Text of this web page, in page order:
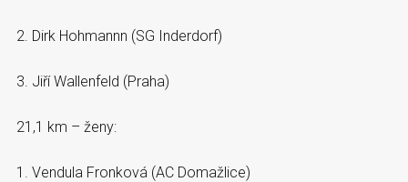
2. Dirk Hohmannn (SG Inderdorf)
3. Jiří Wallenfeld (Praha)
21,1 km – ženy:
1. Vendula Fronková (AC Domažlice)